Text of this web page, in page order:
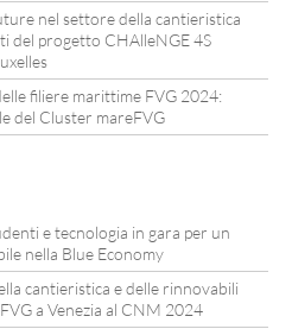
nel settore della cantieristica
del progetto CHAlleNGE 4S
filiere marittime FVG 2024:
del Cluster mareFVG
e tecnologia in gara per un
nella Blue Economy
cantieristica e delle rinnovabili
a Venezia al CNM 2024